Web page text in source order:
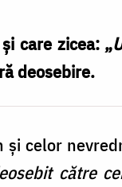
care zicea: „
deosebire.
celor
către